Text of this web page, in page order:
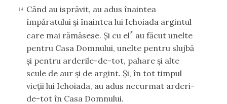
14
Când au isprăvit, au adus înaintea
împăratului şi înaintea lui Iehoiada argintul
care mai rămăsese. Şi cu el* au făcut unelte
pentru Casa Domnului, unelte pentru slujbă
şi pentru arderile-de-tot, pahare şi alte
scule de aur şi de argint. Şi, în tot timpul
vieţii lui Iehoiada, au adus necurmat arderi-
de-tot în Casa Domnului.